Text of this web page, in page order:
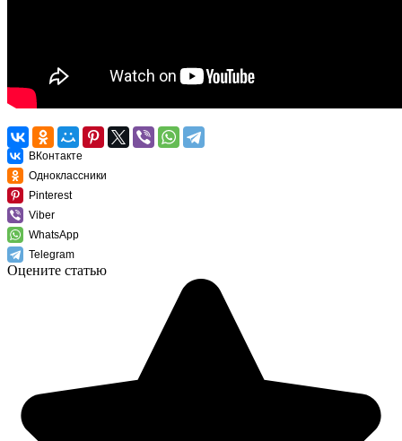
ВКонтакте
Одноклассники
Pinterest
Viber
WhatsApp
Telegram
Оцените статью